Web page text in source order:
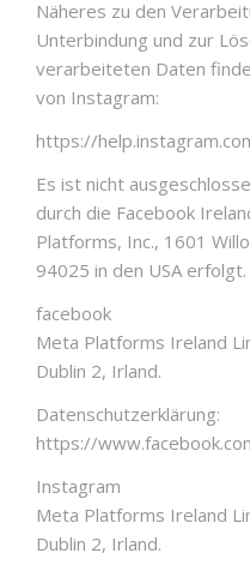
Näheres zu den
Unterbindung und zur
verarbeiteten Daten
von Instagram:
https://
Es ist nicht
durch die Facebook
Platforms, Inc., 1601
94025 in den USA erfolgt.
facebook
Meta Platforms Ireland
Dublin 2, Irland.
Datenschutzerklärung:
https://
Instagram
Meta Platforms Ireland
Dublin 2, Irland.